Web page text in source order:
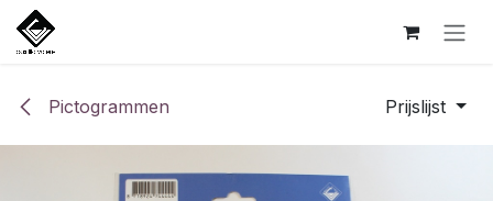
Overslaan naar inhoud
Pictogrammen Prijslijst